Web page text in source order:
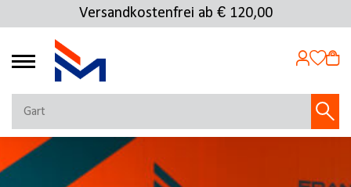
Versandkostenfrei ab € 120,00
4.69
MEIN KONTO
Jetzt anmelden